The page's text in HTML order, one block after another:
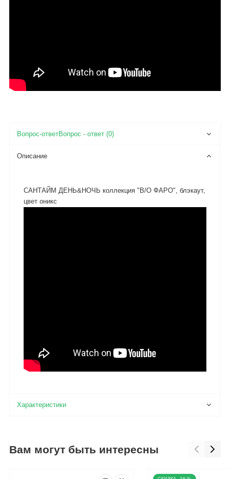
Вопрос - ответ (0)
Описание
САНТАЙМ ДЕНЬ&НОЧЬ коллекция "B/O ФАРО", блэкаут,
цвет оникс
Вам могут быть интересны